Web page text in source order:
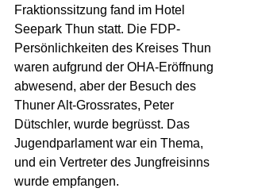
Fraktionssitzung fand im Hotel
Seepark Thun statt. Die FDP-
Persönlichkeiten des Kreises Thun
waren aufgrund der OHA-Eröffnung
abwesend, aber der Besuch des
Thuner Alt-Grossrates, Peter
Dütschler, wurde begrüsst. Das
Jugendparlament war ein Thema,
und ein Vertreter des Jungfreisinns
wurde empfangen.